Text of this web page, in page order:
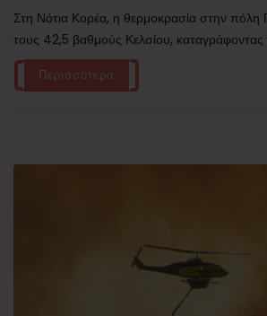
Στη Νότια Κορέα, η θερμοκρασία στην πόλη
τους 42,5 βαθμούς Κελσίου, καταγράφοντας
Περισσότερα